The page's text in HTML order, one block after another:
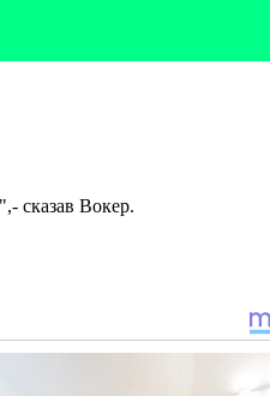
сказав Вокер.